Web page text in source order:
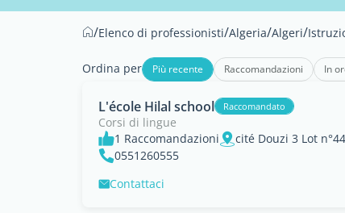
/Elenco di professionisti/Algeria/Algeri/
Ordina per Più recente Raccomandazioni In
L'école Hilal school Raccomandato
Corsi di lingue
1 Raccomandazioni
cité Douzi 3 Lot
0551260555
Contattaci